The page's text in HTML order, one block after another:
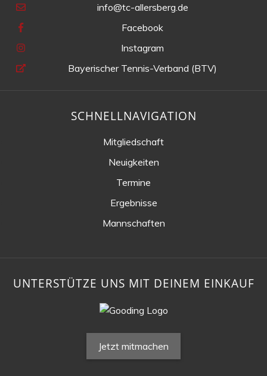
info@tc-allersberg.de
Facebook
Instagram
Bayerischer Tennis-Verband (BTV)
SCHNELLNAVIGATION
Mitgliedschaft
Neuigkeiten
Termine
Ergebnisse
Mannschaften
UNTERSTÜTZE UNS MIT DEINEM EINKAUF
Jetzt mitmachen